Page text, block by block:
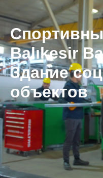
Balıkesir
Здание
объектов